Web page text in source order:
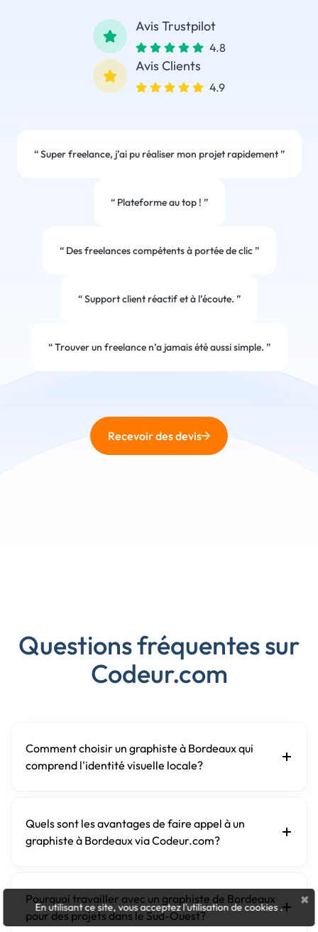
Avis Trustpilot
4.8
Avis Clients
4.9
“Super freelance, j’ai pu réaliser mon projet rapidement”
“Plateforme au top ! ”
“Des freelances compétents à portée de clic”
“Support client réactif et à l’écoute. ”
“Trouver un freelance n’a jamais été aussi simple. ”
Recevoir des devis
Questions fréquentes sur
Codeur.com
Comment choisir un graphiste à Bordeaux qui
comprend l'identité visuelle locale?
Quels sont les avantages de faire appel à un
graphiste à Bordeaux via Codeur.com?
Pourquoi travailler avec un graphiste de Bordeaux
pour des projets dans le Sud-Ouest?
×
En utilisant ce site, vous acceptez l'utilisation de cookies.